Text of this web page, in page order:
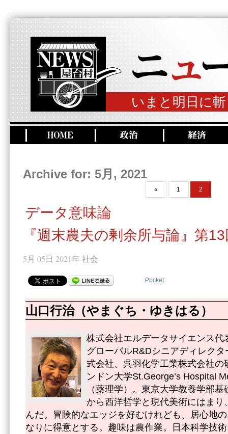
いまと明日に
Archive for: 5月, 2021
« 1 2
データ意味論
『週末農夫の剰余所与論』第
5月 05日 2021年 社会
Pocket
山口行治（やまぐち・ゆきはる）
株式会社エルデータサイエンス
グローバルR&Dシニアディレク
式会社、呉羽化学工業株式会社
ンドン大学St.George’s Hospital
（薬理学）。東京大学教養学部
から西洋哲学と現代美術にはま
んだ。冒険的なエッジを好むけれども、居心地
なりに得意とする。趣味は農作業。日本科学技